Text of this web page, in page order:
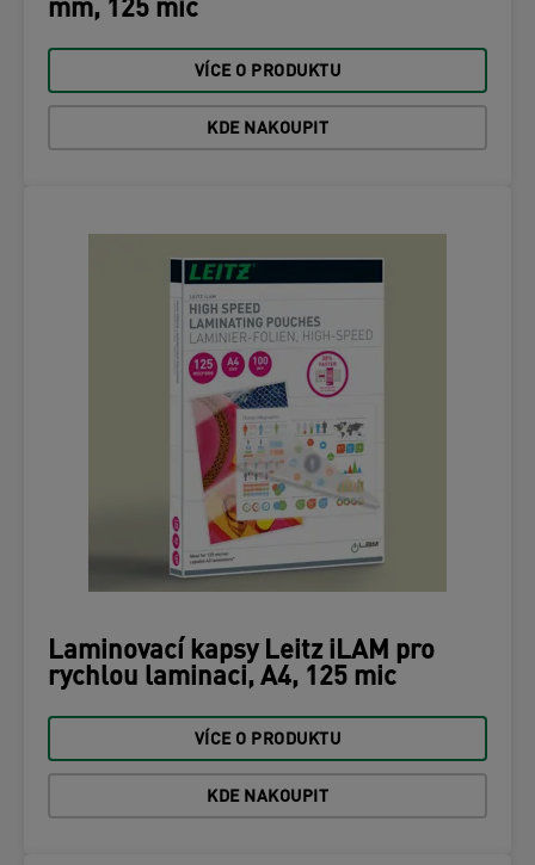
mm, 125 mic
VÍCE O PRODUKTU
KDE NAKOUPIT
Laminovací kapsy Leitz iLAM pro
rychlou laminaci, A4, 125 mic
VÍCE O PRODUKTU
KDE NAKOUPIT